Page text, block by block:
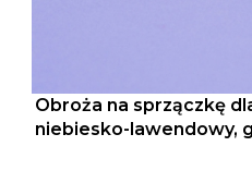
Obroża na sprzączkę
niebiesko-lawendowy,